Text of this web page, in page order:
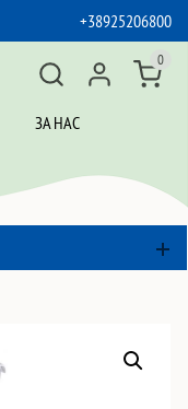
+38925206800
ЗА НАС
0